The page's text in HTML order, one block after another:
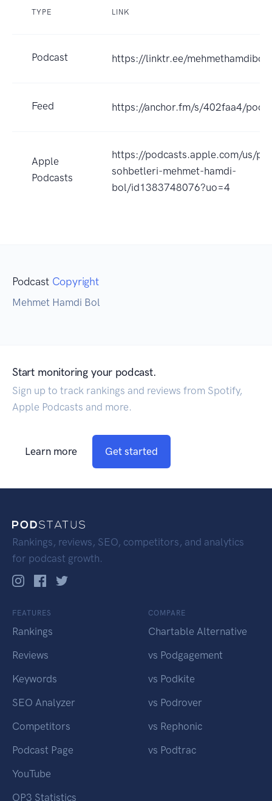
TYPE LINK
Podcast https://linktr.ee/mehmethamdibol
Feed https://anchor.fm/s/402faa4/
Apple
Podcasts
https://podcasts.apple.com/us/
sohbetleri-mehmet-hamdi-
bol/id1383748076?uo=4
Podcast Copyright
Mehmet Hamdi Bol
Start monitoring your podcast.
Sign up to track rankings and reviews from Spotify,
Apple Podcasts and more.
Learn more Get started
Rankings, reviews, SEO, competitors, and analytics
for podcast growth.
FEATURES
Rankings
Reviews
Keywords
SEO Analyzer
Competitors
Podcast Page
YouTube
OP3 Statistics
COMPARE
Chartable Alternative
vs Podgagement
vs Podkite
vs Podrover
vs Rephonic
vs Podtrac